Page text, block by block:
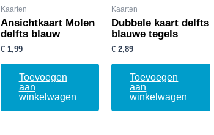
Kaarten
Ansichtkaart Molen
delfts blauw
€1,99
Toevoegen
aan
winkelwagen
Kaarten
Dubbele kaart delfts
blauwe tegels
€ 2,89
Toevoegen
aan
winkelwagen